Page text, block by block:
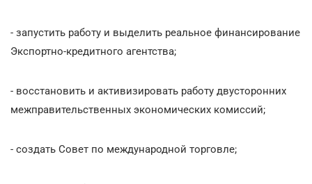
- запустить работу и выделить реальное финансирование
Экспортно-кредитного агентства;
- восстановить и активизировать работу двусторонних
межправительственных экономических комиссий;
- создать Совет по международной торговле;